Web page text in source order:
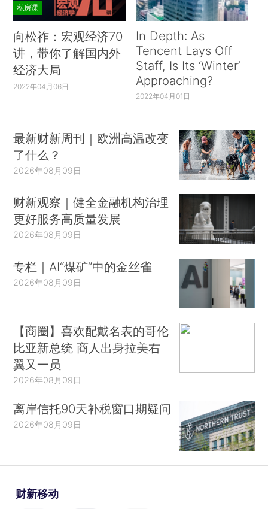
私房课
向松祚：宏观经济70
讲，带你了解国内外
经济大局
2022年04月06日
In Depth: As
Tencent Lays Off
Staff, Is Its ‘Winter’
Approaching?
2022年04月01日
最新财新周刊｜欧洲高温改变
了什么？
2026年08月09日
财新观察｜健全金融机构治理
更好服务高质量发展
2026年08月09日
专栏｜AI“煤矿”中的金丝雀
2026年08月09日
【商圈】喜欢配戴名表的哥伦
比亚新总统 商人出身拉美右
翼又一员
2026年08月09日
离岸信托90天补税窗口期疑问
2026年08月09日
财新移动